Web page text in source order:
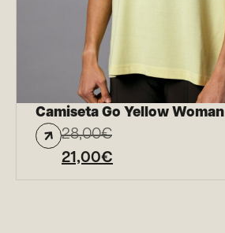
Camiseta Go Yellow Woman
28,00€
21,00€